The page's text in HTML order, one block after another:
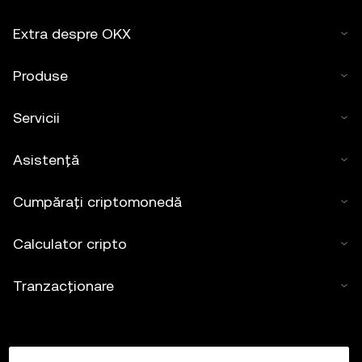
Extra despre OKX
Produse
Servicii
Asistență
Cumpărați criptomonedă
Calculator cripto
Tranzacționare